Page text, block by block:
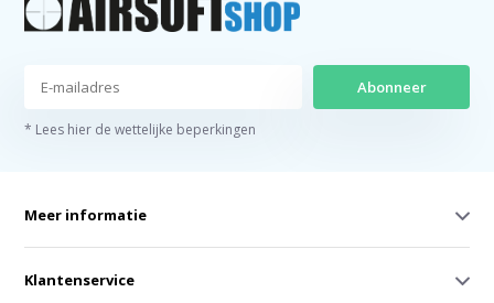
Abonneer
* Lees hier de wettelijke beperkingen
Meer informatie
Klantenservice